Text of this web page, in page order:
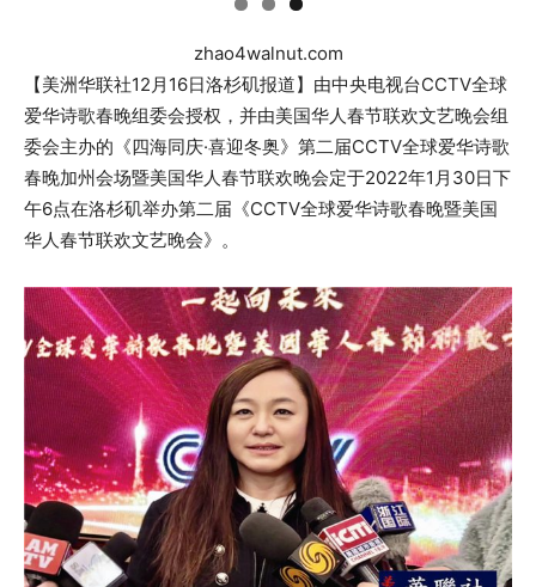
zhao4walnut.com
【美洲华联社12月16日洛杉矶报道】由中央电视台CCTV全球
爱华诗歌春晚组委会授权，并由美国华人春节联欢文艺晚会组
委会主办的《四海同庆·喜迎冬奥》第二届CCTV全球爱华诗歌
春晚加州会场暨美国华人春节联欢晚会定于2022年1月30日下
午6点在洛杉矶举办第二届《CCTV全球爱华诗歌春晚暨美国
华人春节联欢文艺晚会》。